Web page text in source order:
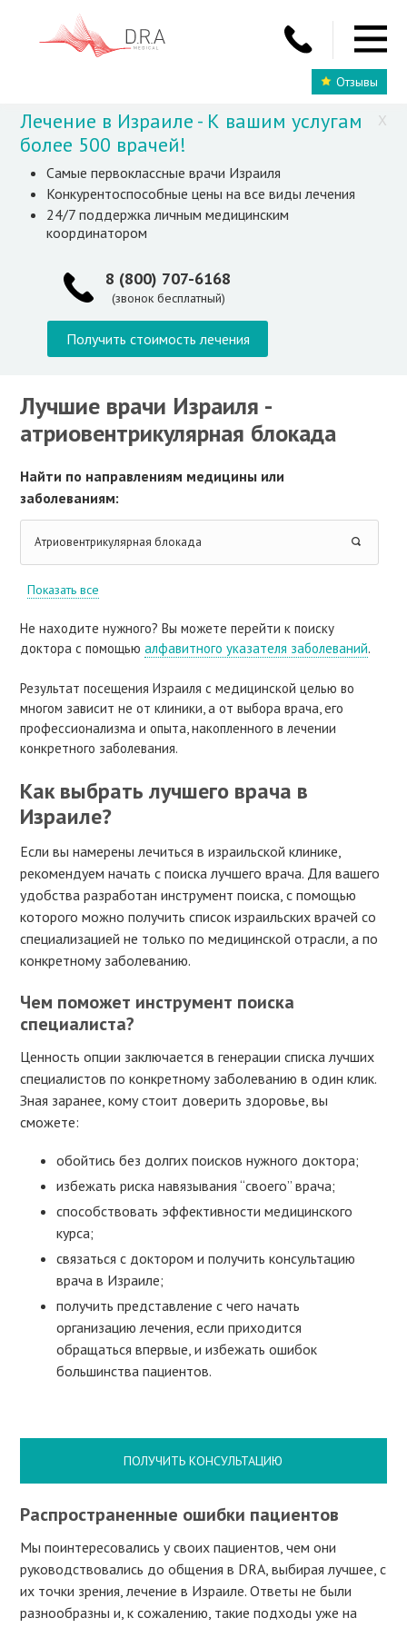
Отзывы
X
Лечение в Израиле - К вашим услугам
более 500 врачей!
Самые первоклассные врачи Израиля
Конкурентоспособные цены на все виды лечения
24/7 поддержка личным медицинским
координатором
8 (800) 707-6168
(звонок бесплатный)
Получить стоимость лечения
Лучшие врачи Израиля -
атриовентрикулярная блокада
Найти по направлениям медицины или
заболеваниям:
Атриовентрикулярная блокада
Показать все
Не находите нужного? Вы можете перейти к поиску
доктора с помощьюалфавитного указателя заболеваний.
Результат посещения Израиля с медицинской целью во
многом зависит не от клиники, а от выбора врача, его
профессионализма и опыта, накопленного в лечении
конкретного заболевания.
Как выбрать лучшего врача в
Израиле?
Если вы намерены лечиться в израильской клинике,
рекомендуем начать с поиска лучшего врача. Для вашего
удобства разработан инструмент поиска, с помощью
которого можно получить список израильских врачей со
специализацией не только по медицинской отрасли, а по
конкретному заболеванию.
Чем поможет инструмент поиска
специалиста?
Ценность опции заключается в генерации списка лучших
специалистов по конкретному заболеванию в один клик.
Зная заранее, кому стоит доверить здоровье, вы
сможете:
обойтись без долгих поисков нужного доктора;
избежать риска навязывания “своего” врача;
способствовать эффективности медицинского
курса;
связаться с доктором и получить консультацию
врача в Израиле;
получить представление с чего начать
организацию лечения, если приходится
обращаться впервые, и избежать ошибок
большинства пациентов.
ПОЛУЧИТЬ КОНСУЛЬТАЦИЮ
Распространенные ошибки пациентов
Мы поинтересовались у своих пациентов, чем они
руководствовались до общения в DRA, выбирая лучшее, с
их точки зрения, лечение в Израиле. Ответы не были
разнообразны и, к сожалению, такие подходы уже на